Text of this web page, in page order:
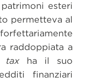
esteri
permetteva al
raddoppiata a
taxha il suo
finanziari